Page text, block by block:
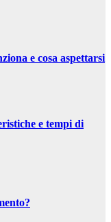
e cosa aspettarsi
e tempi di